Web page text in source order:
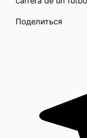
Поделиться